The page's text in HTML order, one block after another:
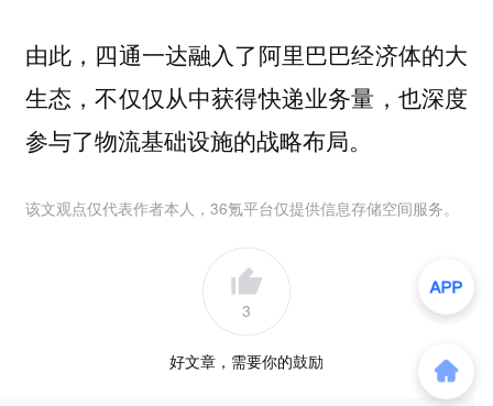
由此，四通一达融入了阿里巴巴经济体的大
生态，不仅仅从中获得快递业务量，也深度
参与了物流基础设施的战略布局。
该文观点仅代表作者本人，36氪平台仅提供信息存储空间服务。
3
好文章，需要你的鼓励